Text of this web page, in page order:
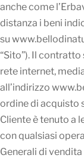
anche come
distanza i beni
su
“Sito”). Il
rete internet,
all’indirizzo
ordine di acquisto
Cliente è tenuto a
con qualsiasi
Generali di